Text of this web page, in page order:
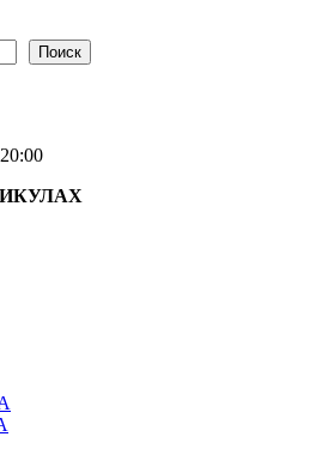
Поиск